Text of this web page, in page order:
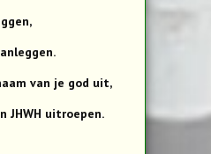
van je god uit,
JHWH uitroepen.